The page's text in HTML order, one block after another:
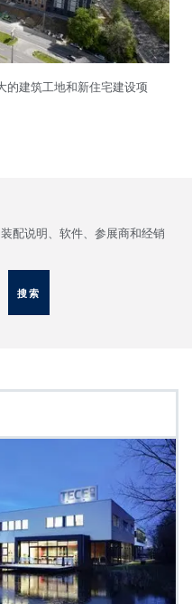
的建筑工地和新住宅建设项
配说明、软件、参展商和经销